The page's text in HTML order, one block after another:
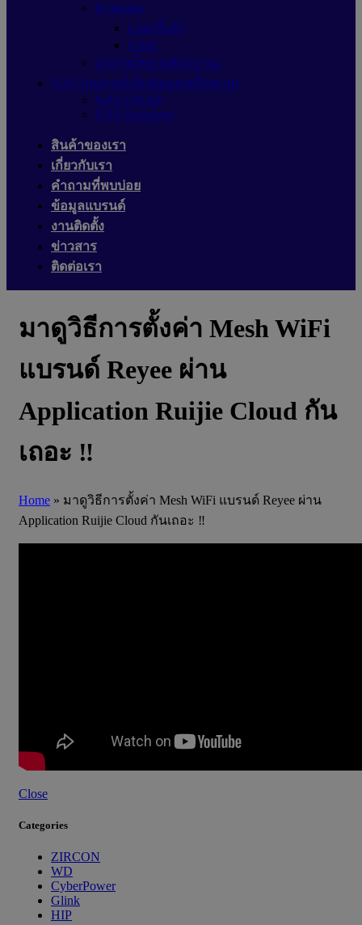
สายแลน
Link(ลิ้งค์)
Glink
อุปกรณ์ขยายสัญญาณ
NAS (อุปกรณ์เก็บข้อมูลเครือข่าย)
NAS QNAP
NAS Synology
สินค้าของเรา
เกี่ยวกับเรา
คำถามที่พบบ่อย
ข้อมูลแบรนด์
งานติดตั้ง
ข่าวสาร
ติดต่อเรา
มาดูวิธีการตั้งค่า Mesh WiFi
แบรนด์ Reyee ผ่าน
Application Ruijie Cloud กัน
เถอะ ‼
Home » มาดูวิธีการตั้งค่า Mesh WiFi แบรนด์ Reyee ผ่าน
Application Ruijie Cloud กันเถอะ ‼
Close
Categories
ZIRCON
WD
CyberPower
Glink
HIP